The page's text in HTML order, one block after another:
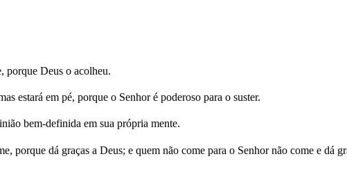
porque Deus o acolheu.
estará em pé, porque o Senhor é poderoso para o suster.
bem-definida em sua própria mente.
porque dá graças a Deus; e quem não come para o Senhor não come e dá